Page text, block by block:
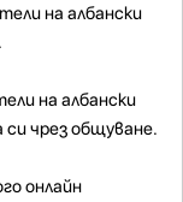
на албански
на албански
си чрез общуване.
онлайн